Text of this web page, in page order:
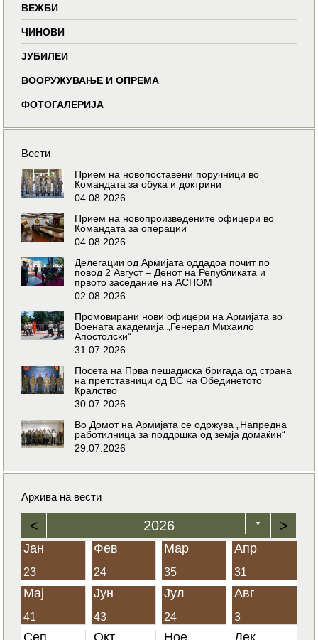
ВЕЖБИ
ЧИНОВИ
ЈУБИЛЕИ
ВООРУЖУВАЊЕ И ОПРЕМА
ФОТОГАЛЕРИЈА
Вести
Прием на новопоставени поручници во
Командата за обука и доктрини
04.08.2026
Прием на новопроизведените офицери во
Командата за операции
04.08.2026
Делегации од Армијата оддадоа почит по
повод 2 Август – Денот на Републиката и
првото заседание на АСНОМ
02.08.2026
Промовирани нови офицери на Армијата во
Воената академија „Генерал Михаило
Апостолски“
31.07.2026
Посета на Прва пешадиска бригада од страна
на претставници од ВС на Обединетото
Кралство
30.07.2026
Во Домот на Армијата се одржува „Напредна
работилница за поддршка од земја домаќин“
29.07.2026
Архива на вести
< 2026 ▼ >
Јан
23
Фев
24
Мар
35
Апр
31
Мај
41
Јун
43
Јул
24
Авг
3